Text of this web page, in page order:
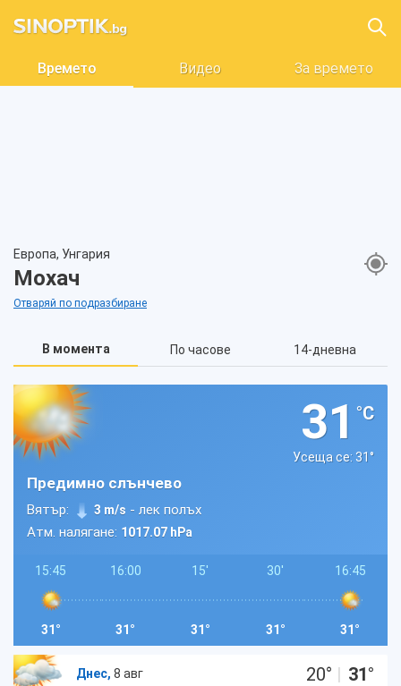
Времето Видео За времето
Европа, Унгария
Мохач
Отваряй по подразбиране
В момента По часове 14-дневна
31 °C
Усеща се: 31°
Предимно слънчево
Вятър: 3 m/s - лек полъх
Атм. налягане: 1017.07 hPa
15:45
31°
16:00
31°
15'
31°
30'
31°
16:45
31°
Днес, 8 авг
20° | 31°